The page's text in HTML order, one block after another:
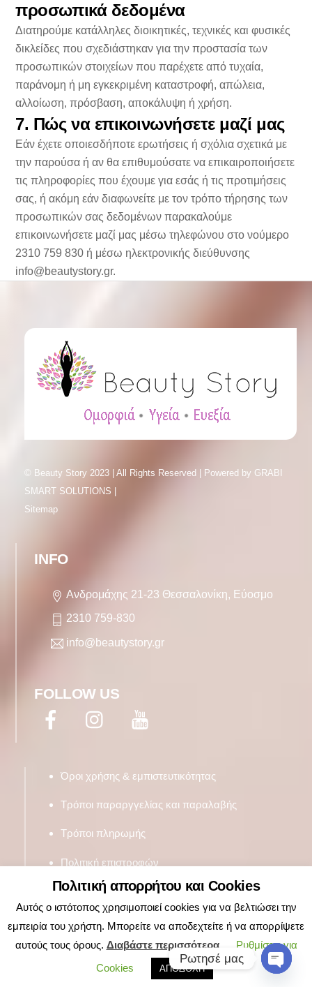
προσωπικά δεδομένα
Διατηρούμε κατάλληλες διοικητικές, τεχνικές και φυσικές
δικλείδες που σχεδιάστηκαν για την προστασία των
προσωπικών στοιχείων που παρέχετε από τυχαία,
παράνομη ή μη εγκεκριμένη καταστροφή, απώλεια,
αλλοίωση, πρόσβαση, αποκάλυψη ή χρήση.
7. Πώς να επικοινωνήσετε μαζί μας
Εάν έχετε οποιεσδήποτε ερωτήσεις ή σχόλια σχετικά με
την παρούσα ή αν θα επιθυμούσατε να επικαιροποιήσετε
τις πληροφορίες που έχουμε για εσάς ή τις προτιμήσεις
σας, ή ακόμη εάν διαφωνείτε με τον τρόπο τήρησης των
προσωπικών σας δεδομένων παρακαλούμε
επικοινωνήσετε μαζί μας μέσω τηλεφώνου στο νούμερο
2310 759 830 ή μέσω ηλεκτρονικής διεύθυνσης
info@beautystory.gr.
© Beauty Story 2023 | All Rights Reserved | Powered by GRABI
SMART SOLUTIONS |
Sitemap
INFO
Ανδρομάχης 21-23 Θεσσαλονίκη, Εύοσμο
2310 759-830
info@beautystory.gr
FOLLOW US
Facebook Twitter
Όροι χρήσης & εμπιστευτικότητας
Τρόποι παραργγελίας και παραλαβής
Τρόποι πληρωμής
Πολιτική επιστροφών
Πολιτική απορρήτου και Cookies
Αυτός ο ιστότοπος χρησιμοποιεί cookies για να βελτιώσει την
εμπειρία του χρήστη. Μπορείτε να αποδεχτείτε ή να απορρίψετε
αυτούς τους όρους. Διαβάστε περισσότερα
Ρυθμίσεις για
Cookies
ΑΠΟΔΟΧΗ
Ρωτησέ μας